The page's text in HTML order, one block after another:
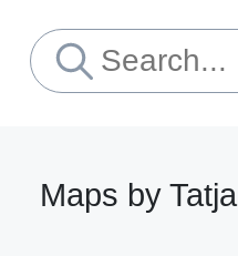
Maps by